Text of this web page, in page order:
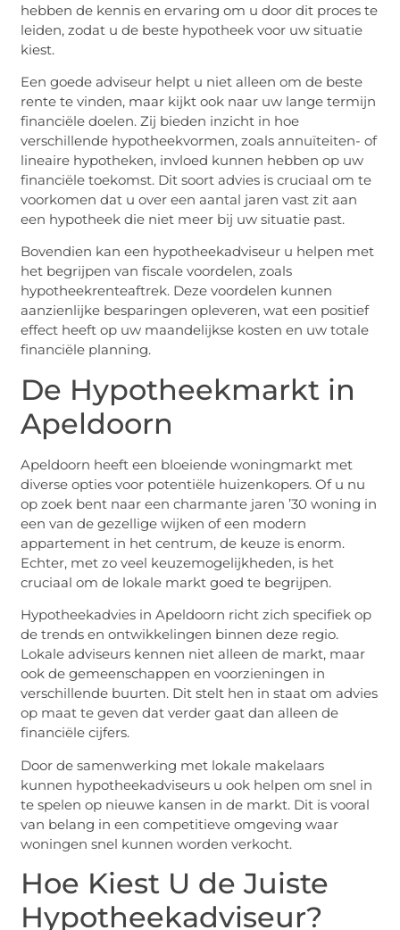
hebben de kennis en ervaring om u door dit proces te
leiden, zodat u de beste hypotheek voor uw situatie
kiest.
Een goede adviseur helpt u niet alleen om de beste
rente te vinden, maar kijkt ook naar uw lange termijn
financiële doelen. Zij bieden inzicht in hoe
verschillende hypotheekvormen, zoals annuïteiten- of
lineaire hypotheken, invloed kunnen hebben op uw
financiële toekomst. Dit soort advies is cruciaal om te
voorkomen dat u over een aantal jaren vast zit aan
een hypotheek die niet meer bij uw situatie past.
Bovendien kan een hypotheekadviseur u helpen met
het begrijpen van fiscale voordelen, zoals
hypotheekrenteaftrek. Deze voordelen kunnen
aanzienlijke besparingen opleveren, wat een positief
effect heeft op uw maandelijkse kosten en uw totale
financiële planning.
De Hypotheekmarkt in
Apeldoorn
Apeldoorn heeft een bloeiende woningmarkt met
diverse opties voor potentiële huizenkopers. Of u nu
op zoek bent naar een charmante jaren ’30 woning in
een van de gezellige wijken of een modern
appartement in het centrum, de keuze is enorm.
Echter, met zo veel keuzemogelijkheden, is het
cruciaal om de lokale markt goed te begrijpen.
Hypotheekadvies in Apeldoorn richt zich specifiek op
de trends en ontwikkelingen binnen deze regio.
Lokale adviseurs kennen niet alleen de markt, maar
ook de gemeenschappen en voorzieningen in
verschillende buurten. Dit stelt hen in staat om advies
op maat te geven dat verder gaat dan alleen de
financiële cijfers.
Door de samenwerking met lokale makelaars
kunnen hypotheekadviseurs u ook helpen om snel in
te spelen op nieuwe kansen in de markt. Dit is vooral
van belang in een competitieve omgeving waar
woningen snel kunnen worden verkocht.
Hoe Kiest U de Juiste
Hypotheekadviseur?